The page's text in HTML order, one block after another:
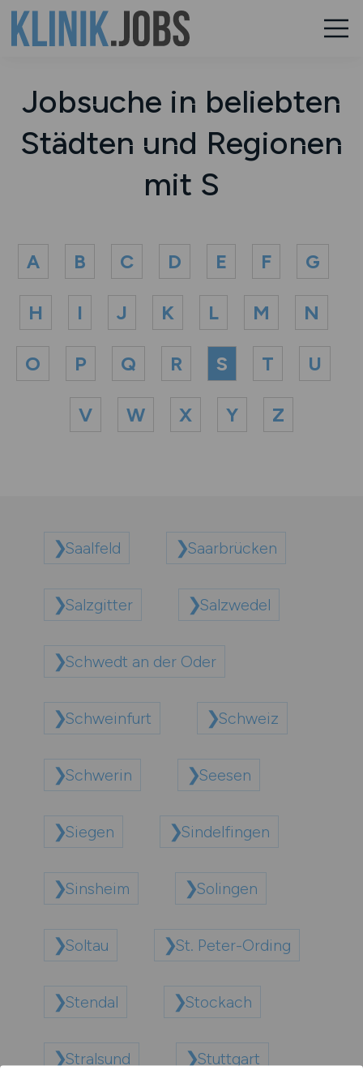
Jobsuche in beliebten
Städten und Regionen
mit S
A B C D E F G
H I J K L M N
O P Q R S T U
V W X Y Z
Saalfeld Saarbrücken
Salzgitter Salzwedel
Schwedt an der Oder
Schweinfurt Schweiz
Schwerin Seesen
Siegen Sindelfingen
Sinsheim Solingen
Soltau St. Peter-Ording
Stendal Stockach
Stralsund Stuttgart